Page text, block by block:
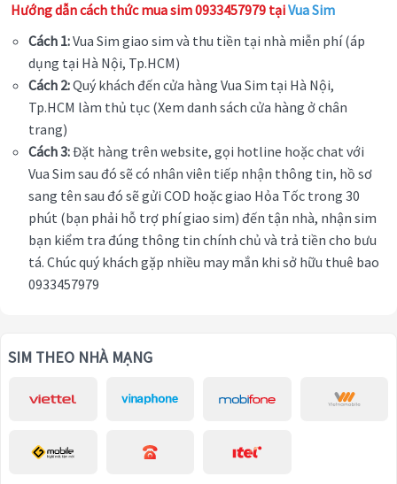
Hướng dẫn cách thức mua sim 0933457979 tạiVua Sim
Cách 1:Vua Sim giao sim và thu tiền tại nhà miễn phí (áp
dụng tại Hà Nội, Tp.HCM)
Cách 2:Quý khách đến cửa hàng Vua Sim tại Hà Nội,
Tp.HCM làm thủ tục (Xem danh sách cửa hàng ở chân
trang)
Cách 3:Đặt hàng trên website, gọi hotline hoặc chat với
Vua Sim sau đó sẽ có nhân viên tiếp nhận thông tin, hồ sơ
sang tên sau đó sẽ gửi COD hoặc giao Hỏa Tốc trong 30
phút (bạn phải hỗ trợ phí giao sim) đến tận nhà, nhận sim
bạn kiểm tra đúng thông tin chính chủ và trả tiền cho bưu
tá. Chúc quý khách gặp nhiều may mắn khi sở hữu thuê bao
0933457979
SIM THEO NHÀ MẠNG